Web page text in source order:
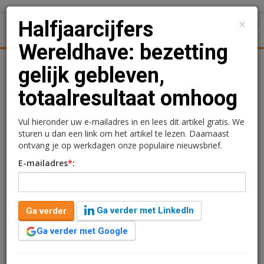
Uitgelicht Achtergronden
Halfjaarcijfers
Wereldhave: bezetting
gelijk gebleven,
totaalresultaat omhoog
Kimberly Camu
8 augustus 2017 om 14:12
1 minuut leestijd
Het totaalresultaat van Wereldhave is flink
×
Halfjaarcijfers
Wereldhave: bezetting
gelijk gebleven,
totaalresultaat omhoog
Vul hieronder uw e-mailadres in en lees dit artikel gratis. We
sturen u dan een link om het artikel te lezen. Daarnaast
ontvang je op werkdagen onze populaire nieuwsbrief.
E-mailadres*:
Ga verder
Ga verder met LinkedIn
Ga verder met Google